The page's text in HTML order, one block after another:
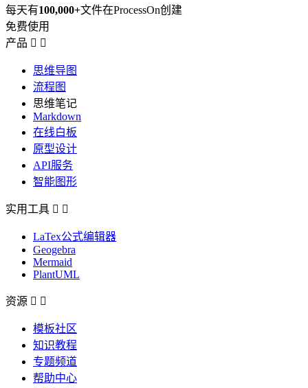
每天有100,000+文件在ProcessOn创建
免费使用
产品  
思维导图
流程图
思维笔记
Markdown
在线白板
原型设计
API服务
智能图形
实用工具  
LaTex公式编辑器
Geogebra
Mermaid
PlantUML
资源  
模板社区
知识教程
专题频道
帮助中心